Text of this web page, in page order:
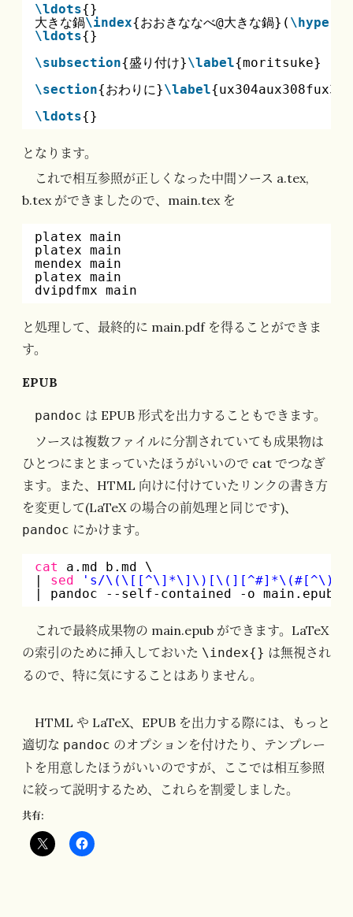
\ldots{}
大きな鍋\index{おおきななべ@大きな鍋}(
\ldots{}
\subsection{盛り付け}\label{moritsuke}
\section{おわりに}\label
\ldots{}
となります。
これで相互参照が正しくなった中間ソース a.tex,
b.tex ができましたので、main.tex を
platex main
platex main
mendex main
platex main
dvipdfmx main
と処理して、最終的に main.pdf を得ることができま
す。
EPUB
pandoc は EPUB 形式を出力することもできます。
ソースは複数ファイルに分割されていても成果物は
ひとつにまとまっていたほうがいいので cat でつなぎ
ます。また、HTML 向けに付けていたリンクの書き方
を変更して(LaTeX の場合の前処理と同じです)、
pandoc にかけます。
cat
a.md b.md \
| sed
's/
| pandoc --self-contained -o main.epub
これで最終成果物の main.epub ができます。LaTeX
の索引のために挿入しておいた \index{} は無視され
るので、特に気にすることはありません。
HTML や LaTeX、EPUB を出力する際には、もっと
適切な pandoc のオプションを付けたり、テンプレー
トを用意したほうがいいのですが、ここでは相互参照
に絞って説明するため、これらを割愛しました。
共有: